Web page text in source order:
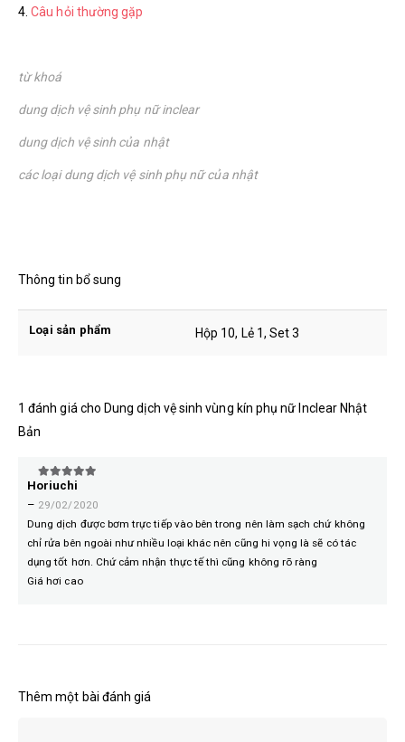
4.Câu hỏi thường gặp
từ khoá
dung dịch vệ sinh phụ nữ inclear
dung dịch vệ sinh của nhật
các loại dung dịch vệ sinh phụ nữ của nhật
Thông tin bổ sung
Loại sản phẩm Hộp 10, Lẻ 1, Set 3
1 đánh giá cho Dung dịch vệ sinh vùng kín phụ nữ Inclear Nhật
Bản
5trên 5
Horiuchi
– 29/02/2020
Dung dịch được bơm trực tiếp vào bên trong nên làm sạch chứ không
chỉ rửa bên ngoài như nhiều loại khác nên cũng hi vọng là sẽ có tác
dụng tốt hơn. Chứ cảm nhận thực tế thì cũng không rõ ràng
Giá hơi cao
Thêm một bài đánh giá